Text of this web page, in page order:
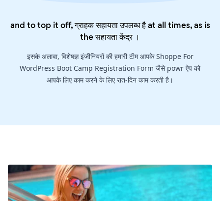
and to top it off, ग्राहक सहायता उपलब्ध है at all times, as is
theसहायता केंद्र।
इसके अलावा, विशेषज्ञ इंजीनियरों की हमारी टीम आपके Shoppe For
WordPress Boot Camp Registration Form जैसे powr ऐप को
आपके लिए काम करने के लिए रात-दिन काम करती है।